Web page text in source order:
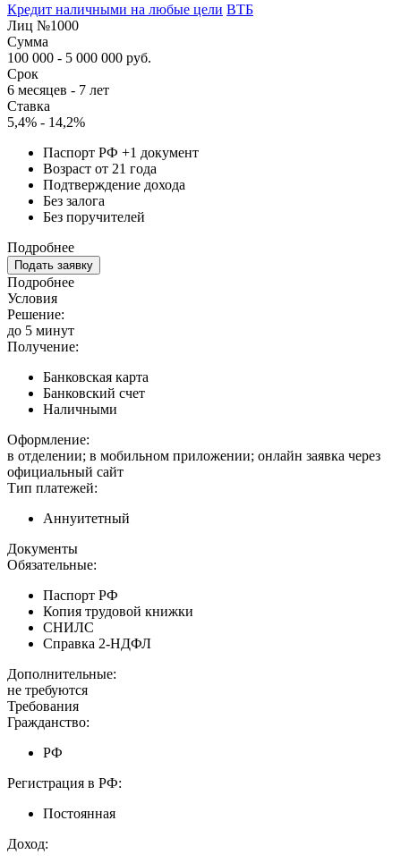
Кредит наличными на любые цели ВТБ
Лиц №1000
Сумма
100 000 - 5 000 000 руб.
Срок
6 месяцев - 7 лет
Ставка
5,4% - 14,2%
Паспорт РФ +1 документ
Возраст от 21 года
Подтверждение дохода
Без залога
Без поручителей
Подробнее
Подать заявку
Подробнее
Условия
Решение:
до 5 минут
Получение:
Банковская карта
Банковский счет
Наличными
Оформление:
в отделении; в мобильном приложении; онлайн заявка через
официальный сайт
Тип платежей:
Аннуитетный
Документы
Обязательные:
Паспорт РФ
Копия трудовой книжки
СНИЛС
Справка 2-НДФЛ
Дополнительные:
не требуются
Требования
Гражданство:
РФ
Регистрация в РФ:
Постоянная
Доход: